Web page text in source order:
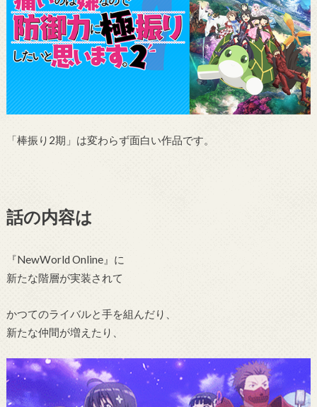
「棒振り2期」は変わらず面白い作品です。
話の内容は
『NewWorld Online』に
新たな階層が実装されて
かつてのライバルと手を組んだり、
新たな仲間が増えたり、